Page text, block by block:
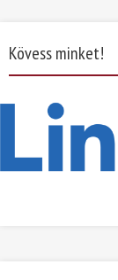
Kövess minket!